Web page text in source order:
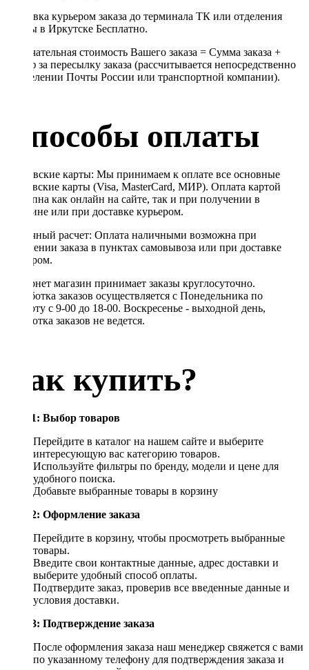
Доставка курьером заказа до терминала ТК или отделения
Почты в Иркутске Бесплатно.
Окончательная стоимость Вашего заказа = Сумма заказа +
Тариф за пересылку заказа (рассчитывается непосредственно
в отделении Почты России или транспортной компании).
Способы оплаты
Банковские карты: Мы принимаем к оплате все основные
банковские карты (Visa, MasterCard, МИР). Оплата картой
доступна как онлайн на сайте, так и при получении в
магазине или при доставке курьером.
Наличный расчет: Оплата наличными возможна при
получении заказа в пунктах самовывоза или при доставке
курьером.
Интернет магазин принимает заказы круглосуточно.
Обработка заказов осуществляется с Понедельника по
Субботу с 9-00 до 18-00. Воскресенье - выходной день,
обработка заказов не ведется.
Как купить?
Шаг 1: Выбор товаров
Перейдите в каталог на нашем сайте и выберите
интересующую вас категорию товаров.
Используйте фильтры по бренду, модели и цене для
удобного поиска.
Добавьте выбранные товары в корзину
Шаг 2: Оформление заказа
Перейдите в корзину, чтобы просмотреть выбранные
товары.
Введите свои контактные данные, адрес доставки и
выберите удобный способ оплаты.
Подтвердите заказ, проверив все введенные данные и
условия доставки.
Шаг 3: Подтверждение заказа
После оформления заказа наш менеджер свяжется с вами
по указанному телефону для подтверждения заказа и